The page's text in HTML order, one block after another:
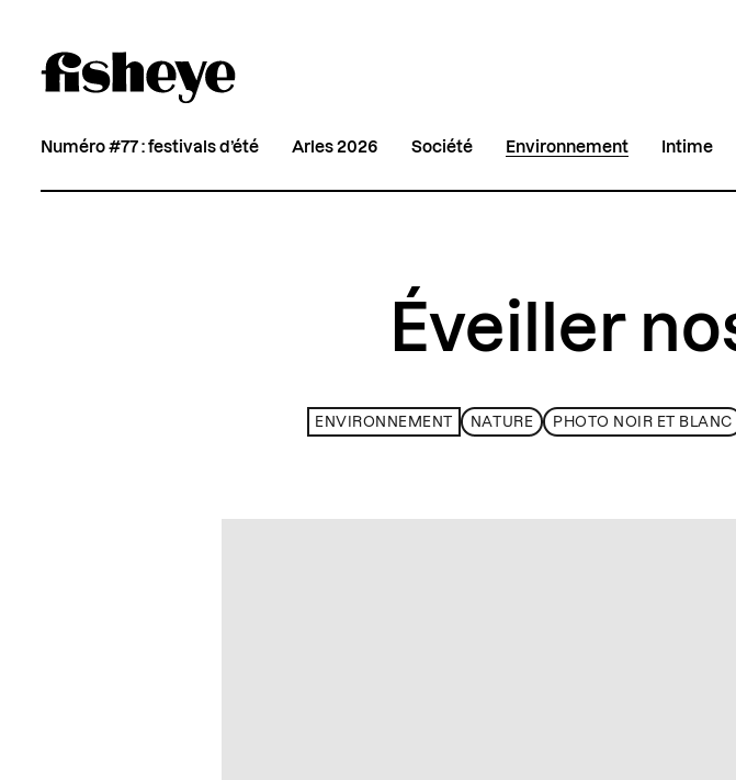
Numéro #77 : festivals d’été Arles 2026 Société Environnement Intime
Éveiller
ENVIRONNEMENT NATURE PHOTO NOIR ET BLANC